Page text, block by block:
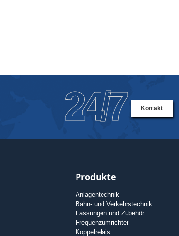
24/7 Kontakt
Produkte
Anlagentechnik
Bahn- und Verkehrstechnik
Fassungen und Zubehör
Frequenzumrichter
Koppelrelais